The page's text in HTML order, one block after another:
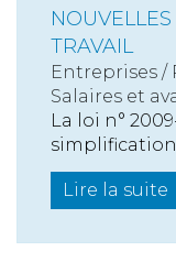
TRAVAIL
Entreprises /
Salaires et
La loi n°
Lire la suite